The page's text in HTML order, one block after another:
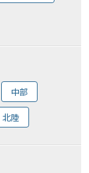
中部
北陸